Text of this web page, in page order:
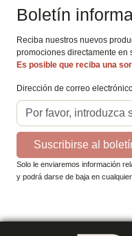
Boletín
Reciba nuestros nuevos
promociones directamente en
Es posible que reciba una
Dirección de correo
Suscribirse al
Solo le enviaremos información
y podrá darse de baja en cualquier